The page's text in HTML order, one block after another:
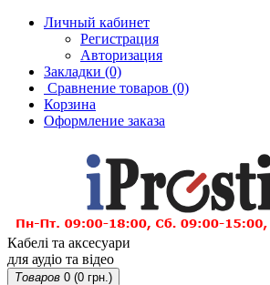
Личный кабинет
Регистрация
Авторизация
Закладки (0)
Сравнение товаров (0)
Корзина
Оформление заказа
Кабелі та аксесуари
для аудіо та відео
Товаров 0 (0 грн.)